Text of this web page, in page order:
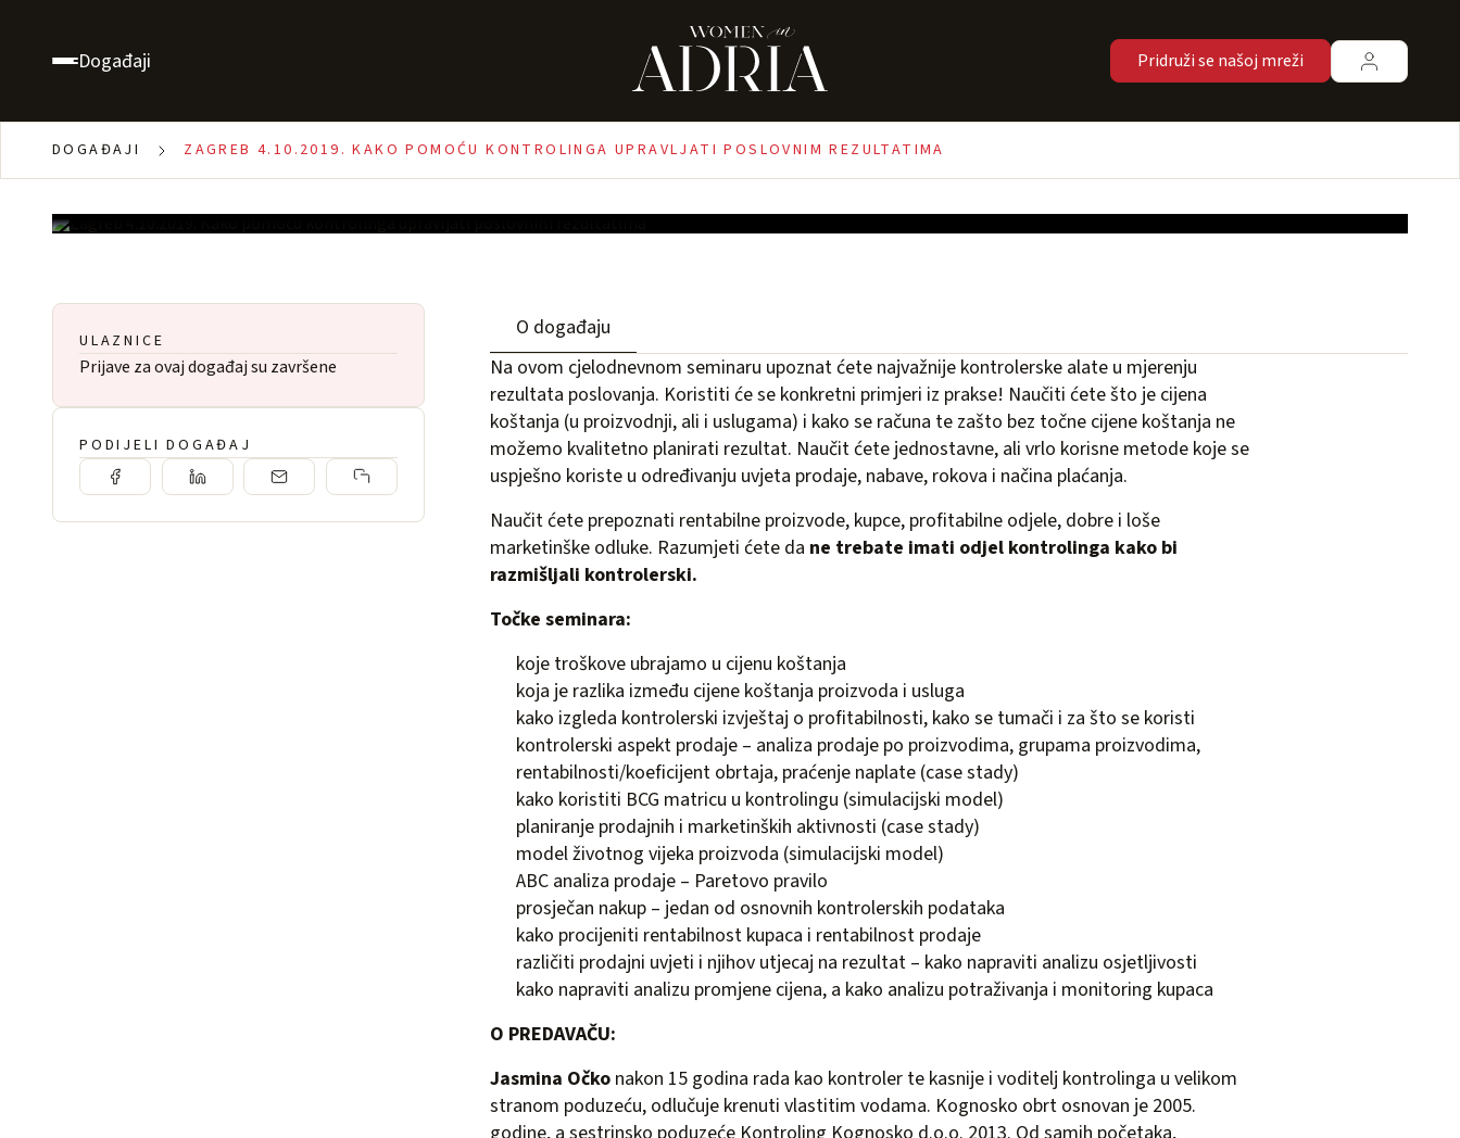
Događaji Pridruži se našoj mreži
DOGAĐAJI ZAGREB 4.10.2019. KAKO POMOĆU KONTROLINGA UPRAVLJATI POSLOVNIM REZULTATIMA
rezultatima
09:00 - 16:30
Besplatno
ULAZNICE
Prijave za ovaj događaj su završene
PODIJELI DOGAĐAJ
O događaju
Na ovom cjelodnevnom seminaru upoznat ćete najvažnije kontrolerske alate u mjerenju
rezultata poslovanja. Koristiti će se konkretni primjeri iz prakse! Naučiti ćete što je cijena
koštanja (u proizvodnji, ali i uslugama) i kako se računa te zašto bez točne cijene koštanja ne
možemo kvalitetno planirati rezultat. Naučit ćete jednostavne, ali vrlo korisne metode koje se
uspješno koriste u određivanju uvjeta prodaje, nabave, rokova i načina plaćanja.
Naučit ćete prepoznati rentabilne proizvode, kupce, profitabilne odjele, dobre i loše
marketinške odluke. Razumjeti ćete da ne trebate imati odjel kontrolinga kako bi
razmišljali kontrolerski.
Točke seminara:
koje troškove ubrajamo u cijenu koštanja
koja je razlika između cijene koštanja proizvoda i usluga
kako izgleda kontrolerski izvještaj o profitabilnosti, kako se tumači i za što se koristi
kontrolerski aspekt prodaje – analiza prodaje po proizvodima, grupama proizvodima,
rentabilnosti/koeficijent obrtaja, praćenje naplate (case stady)
kako koristiti BCG matricu u kontrolingu (simulacijski model)
planiranje prodajnih i marketinških aktivnosti (case stady)
model životnog vijeka proizvoda (simulacijski model)
ABC analiza prodaje – Paretovo pravilo
prosječan nakup – jedan od osnovnih kontrolerskih podataka
kako procijeniti rentabilnost kupaca i rentabilnost prodaje
različiti prodajni uvjeti i njihov utjecaj na rezultat – kako napraviti analizu osjetljivosti
kako napraviti analizu promjene cijena, a kako analizu potraživanja i monitoring kupaca
O PREDAVAČU:
Jasmina Očko nakon 15 godina rada kao kontroler te kasnije i voditelj kontrolinga u velikom
stranom poduzeću, odlučuje krenuti vlastitim vodama. Kognosko obrt osnovan je 2005.